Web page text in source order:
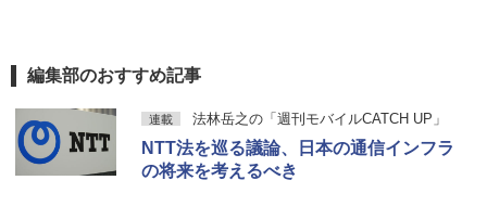
編集部のおすすめ記事
連載 法林岳之の「週刊モバイルCATCH UP」
NTT法を巡る議論、日本の通信インフラ
の将来を考えるべき